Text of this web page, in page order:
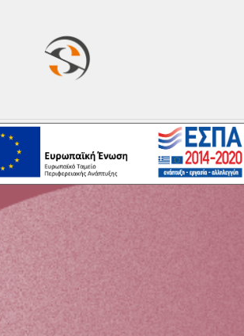
Fan Europe – Luce Ambiente Design